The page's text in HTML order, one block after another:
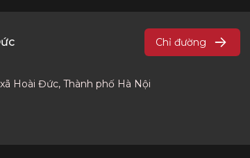
Chỉ đường
Hoài Đức, Thành phố Hà Nội